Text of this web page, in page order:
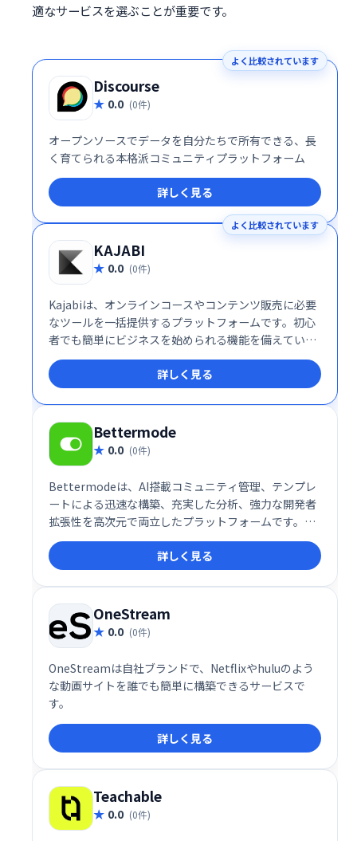
適なサービスを選ぶことが重要です。
よく比較されています
Discourse
0.0 (0件)
オープンソースでデータを自分たちで所有できる、長
く育てられる本格派コミュニティプラットフォーム
詳しく見る
よく比較されています
KAJABI
0.0 (0件)
Kajabiは、オンラインコースやコンテンツ販売に必要
なツールを一括提供するプラットフォームです。初心
者でも簡単にビジネスを始められる機能を備えていま
す。
詳しく見る
Bettermode
0.0 (0件)
Bettermodeは、AI搭載コミュニティ管理、テンプレ
ートによる迅速な構築、充実した分析、強力な開発者
拡張性を高次元で両立したプラットフォームです。特
に、カスタマーコミュニティ・開発者フォーラム・
NPS向上を目指す企業に最適で、ブランド体験を自社
ドメイン内に統合したい企業、企業デジタル戦略の一
環としてオンラインコミュニティを構築したい組織に
非常に適しています。
詳しく見る
OneStream
0.0 (0件)
OneStreamは自社ブランドで、Netflixやhuluのよう
な動画サイトを誰でも簡単に構築できるサービスで
す。
詳しく見る
Teachable
0.0 (0件)